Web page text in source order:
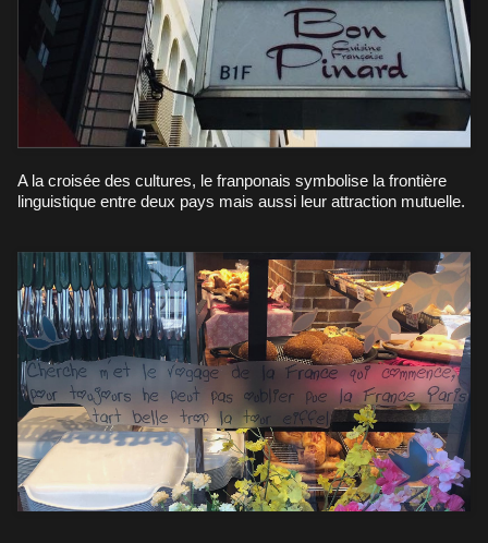
A la croisée des cultures, le franponais symbolise la frontière
linguistique entre deux pays mais aussi leur attraction mutuelle.